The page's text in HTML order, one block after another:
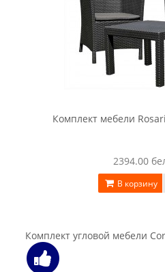
В корзину
Комплект мебели Keter